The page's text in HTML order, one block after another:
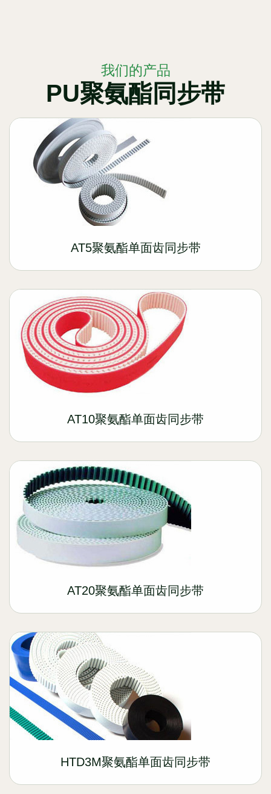
我们的产品
PU聚氨酯同步带
AT5聚氨酯单面齿同步带
AT10聚氨酯单面齿同步带
AT20聚氨酯单面齿同步带
HTD3M聚氨酯单面齿同步带